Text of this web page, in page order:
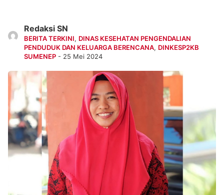
Redaksi SN
BERITA TERKINI, DINAS KESEHATAN PENGENDALIAN
PENDUDUK DAN KELUARGA BERENCANA, DINKESP2KB
SUMENEP - 25 Mei 2024